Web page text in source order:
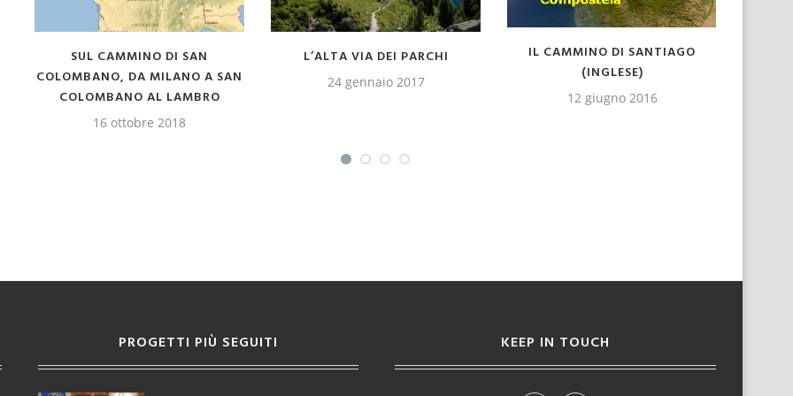
IL CAMMINO LEBANIEGO IN
CANTABRIA
12 giugno 2016
IL CAMMINO FRANCESE DI
SANTIAGO
LA VIA MARCHESA
13 maggio 2016
PROGETTI PIÙ SEGUITI KEEP IN TOUCH